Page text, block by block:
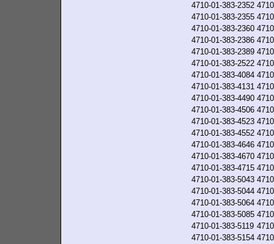
4710-01-383-2352
4710-01-383-2355
4710-01-383-2360
4710-01-383-2386
4710-01-383-2389
4710-01-383-2522
4710-01-383-4084
4710-01-383-4131
4710-01-383-4490
4710-01-383-4506
4710-01-383-4523
4710-01-383-4552
4710-01-383-4646
4710-01-383-4670
4710-01-383-4715
4710-01-383-5043
4710-01-383-5044
4710-01-383-5064
4710-01-383-5085
4710-01-383-5119
4710-01-383-5154